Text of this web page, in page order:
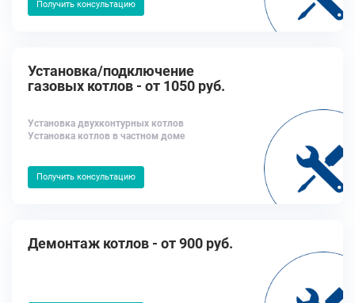
Получить консультацию
Установка/подключение
газовых котлов - от 1050 руб.
Установка двухконтурных котлов
Установка котлов в частном доме
Получить консультацию
Демонтаж котлов - от 900 руб.